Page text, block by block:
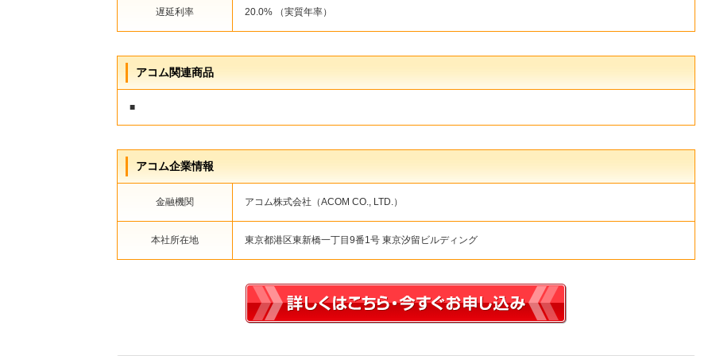
遅延利率 20.0% （実質年率）
アコム関連商品
■
アコム企業情報
金融機関 アコム株式会社（ACOM CO., LTD.）
本社所在地 東京都港区東新橋一丁目9番1号 東京汐留ビルディング